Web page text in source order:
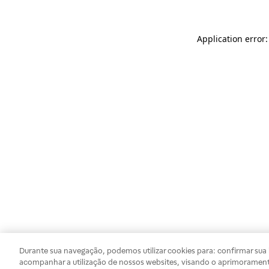
Application
Durante sua navegação, podemos utilizar cookies para: confirmar
acompanhar a utilização de nossos websites, visando o